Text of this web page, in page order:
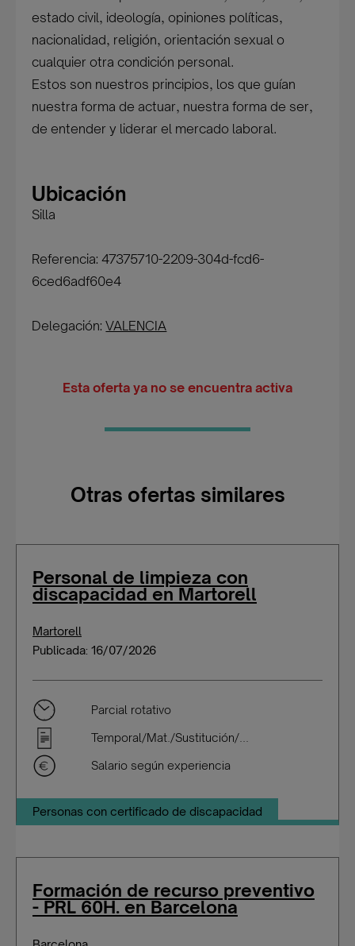
estado civil, ideología, opiniones políticas,
nacionalidad, religión, orientación sexual o
cualquier otra condición personal.
Estos son nuestros principios, los que guían
nuestra forma de actuar, nuestra forma de ser,
de entender y liderar el mercado laboral.
Ubicación
Silla
Referencia: 47375710-2209-304d-fcd6-
6ced6adf60e4
Delegación:VALENCIA
Esta oferta ya no se encuentra activa
Otras ofertas similares
Personal de limpieza con
discapacidad en Martorell
Martorell
Publicada: 16/07/2026
Parcial rotativo
Temporal/Mat./Sustitución/...
Salario según experiencia
Personas con certificado de discapacidad
Formación de recurso preventivo
- PRL 60H. en Barcelona